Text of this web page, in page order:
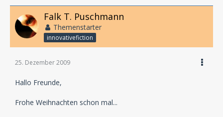
Falk T. Puschmann
Themenstarter
innovativefiction
25. Dezember 2009
Hallo Freunde,
Frohe Weihnachten schon mal...